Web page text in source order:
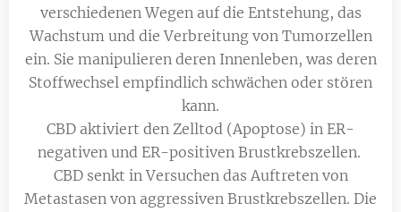
verschiedenen Wegen auf die Entstehung, das
Wachstum und die Verbreitung von Tumorzellen
ein. Sie manipulieren deren Innenleben, was deren
Stoffwechsel empfindlich schwächen oder stören
kann.
CBD aktiviert den Zelltod (Apoptose) in ER-
negativen und ER-positiven Brustkrebszellen.
CBD senkt in Versuchen das Auftreten von
Metastasen von aggressiven Brustkrebszellen. Die